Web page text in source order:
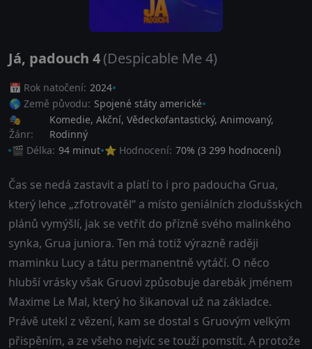
Já, padouch 4(Despicable Me 4)
📅 Rok natočení: 2024
🌎 Země původu: Spojené státy americké
🎭
Žánr:
Komedie, Akční, Vědeckofantastický, Animovaný,
Rodinný
🎬 Délka: 94 minut ⭐ Hodnocení: 70% (3 299 hodnocení)
Čas se nedá zastavit a platí to i pro padoucha Grua,
který lehce „zfotrovatěl“ a místo geniálních zlodušských
plánů vymýšlí, jak se vetřít do přízně svého malinkého
synka, Grua juniora. Ten má totiž výrazně raději
maminku Lucy a tátu permanentně vytáčí. O něco
hlubší vrásky však Gruovi způsobuje darebák jménem
Maxime Le Mal, který ho šikanoval už na základce.
Právě utekl z vězení, kam se dostal s Gruovým velkým
přispěním, a ze všeho nejvíc se touží pomstít. A protože